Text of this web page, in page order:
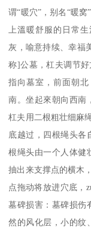
谓“暖穴”，别名“暖
上溫暖舒服的日常
灰，喻意持续、幸福
称]公墓，杠夫调节
指向墓室，前面朝
南。坐起來朝向西南
杠夫用二根粗壮细麻
底越过，四根绳头各
根绳头由一个人体健
抽出来支撑点的横木
点拖动将放进穴底，
墓碑损害：墓碑损伤
然的风化层，小的纹